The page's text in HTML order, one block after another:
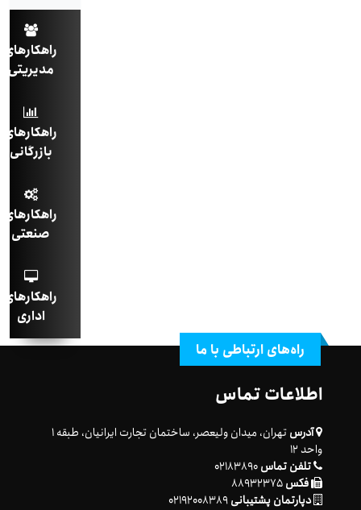
راهکارهای
مدیریتی
راهکارهای
بازرگانی
راهکارهای
صنعتی
راهکارهای
اداری
راه‌های ارتباطی با ما
اطلاعات تماس
آدرس
تهران، میدان ولیعصر، ساختمان تجارت ایرانیان، طبقه ۱
واحد ۱۲
تلفن تماس۰۲۱۸۳۸۹۰
فکس۸۸۹۳۲۳۷۵
دپارتمان پشتیبانی۰۲۱۹۲۰۰۸۳۸۹